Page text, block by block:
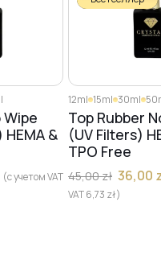
Wipe
&
(с учетом VAT
12ml 15ml 30ml
Top Rubber
(UV Filters)
TPO Free
45,00zł 36,00
VAT6,73 zł)